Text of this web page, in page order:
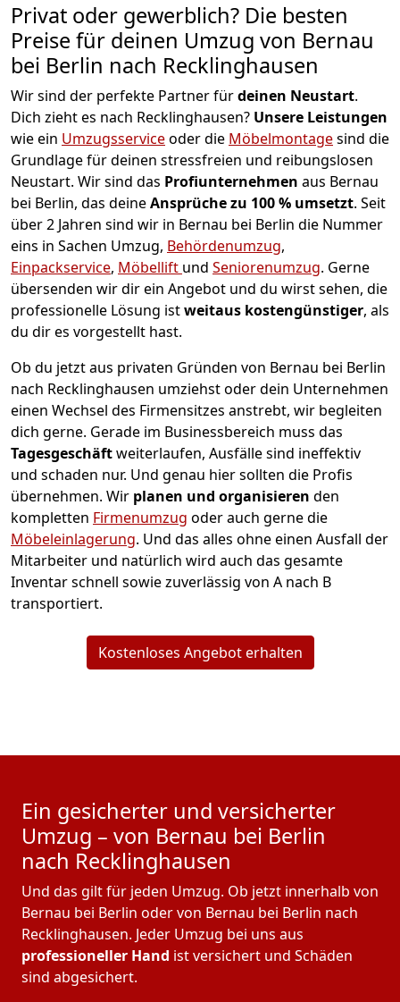
Privat oder gewerblich? Die besten
Preise für deinen Umzug von Bernau
bei Berlin nach Recklinghausen
Wir sind der perfekte Partner fürdeinen Neustart.
Dich zieht es nach Recklinghausen? Unsere Leistungen
wie ein Umzugsserviceoder die Möbelmontagesind die
Grundlage für deinen stressfreien und reibungslosen
Neustart. Wir sind das Profiunternehmen aus Bernau
bei Berlin, das deineAnsprüche zu 100 % umsetzt. Seit
über 2 Jahren sind wir in Bernau bei Berlin die Nummer
eins in Sachen Umzug, Behördenumzug,
Einpackservice, Möbellift und Seniorenumzug. Gerne
übersenden wir dir ein Angebot und du wirst sehen, die
professionelle Lösung istweitaus kostengünstiger, als
du dir es vorgestellt hast.
Ob du jetzt aus privaten Gründen von Bernau bei Berlin
nach Recklinghausen umziehst oder dein Unternehmen
einen Wechsel des Firmensitzes anstrebt, wir begleiten
dich gerne. Gerade im Businessbereich muss das
Tagesgeschäftweiterlaufen, Ausfälle sind ineffektiv
und schaden nur. Und genau hier sollten die Profis
übernehmen. Wir planen und organisieren den
kompletten Firmenumzug oder auch gerne die
Möbeleinlagerung. Und das alles ohne einen Ausfall der
Mitarbeiter und natürlich wird auch das gesamte
Inventar schnell sowie zuverlässig von A nach B
transportiert.
Kostenloses Angebot erhalten
Ein gesicherter und versicherter
Umzug – von Bernau bei Berlin
nach Recklinghausen
Und das gilt für jeden Umzug. Ob jetzt innerhalb von
Bernau bei Berlin oder von Bernau bei Berlin nach
Recklinghausen. Jeder Umzug bei uns aus
professioneller Hand ist versichert und Schäden
sind abgesichert.